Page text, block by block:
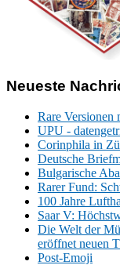
Neueste
Rare Versionen
UPU -
Corinphila in
Deutsche
Bulgarische
Rarer Fund:
100 Jahre
Saar V:
Die Welt der
eröffnet neuen
Post-Emoji